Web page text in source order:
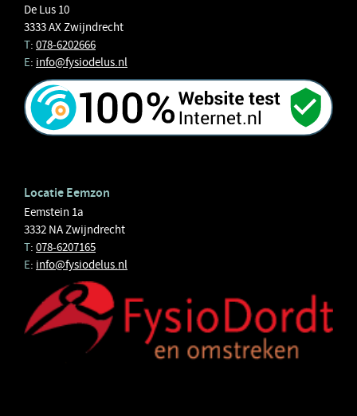
De Lus 10
3333 AX Zwijndrecht
T: 078-6202666
E: info@fysiodelus.nl
Locatie Eemzon
Eemstein 1a
3332 NA Zwijndrecht
T: 078-6207165
E: info@fysiodelus.nl